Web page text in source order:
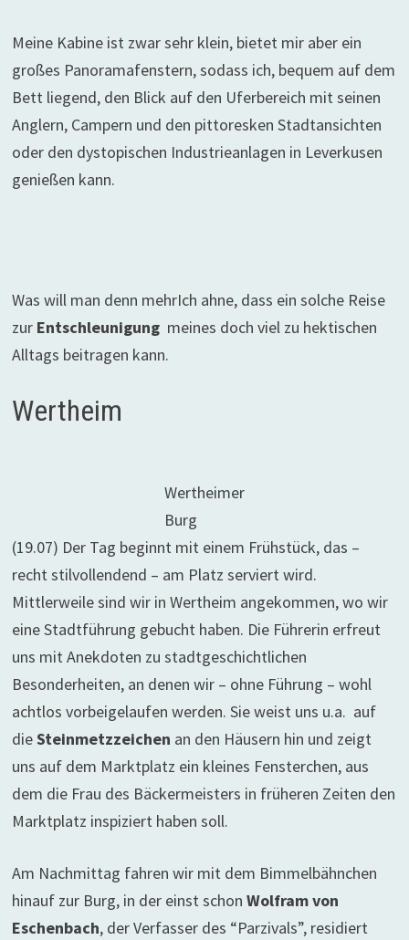
Meine Kabine ist zwar sehr klein, bietet mir aber ein
großes Panoramafenstern, sodass ich, bequem auf dem
Bett liegend, den Blick auf den Uferbereich mit seinen
Anglern, Campern und den pittoresken Stadtansichten
oder den dystopischen Industrieanlagen in Leverkusen
genießen kann.
Was will man denn mehrIch ahne, dass ein solche Reise
zur Entschleunigung meines doch viel zu hektischen
Alltags beitragen kann.
Wertheim
Wertheimer
Burg
(19.07) Der Tag beginnt mit einem Frühstück, das –
recht stilvollendend – am Platz serviert wird.
Mittlerweile sind wir in Wertheim angekommen, wo wir
eine Stadtführung gebucht haben. Die Führerin erfreut
uns mit Anekdoten zu stadtgeschichtlichen
Besonderheiten, an denen wir – ohne Führung – wohl
achtlos vorbeigelaufen werden. Sie weist uns u.a. auf
dieSteinmetzzeichen an den Häusern hin und zeigt
uns auf dem Marktplatz ein kleines Fensterchen, aus
dem die Frau des Bäckermeisters in früheren Zeiten den
Marktplatz inspiziert haben soll.
Am Nachmittag fahren wir mit dem Bimmelbähnchen
hinauf zur Burg, in der einst schon Wolfram von
Eschenbach, der Verfasser des “Parzivals”, residiert